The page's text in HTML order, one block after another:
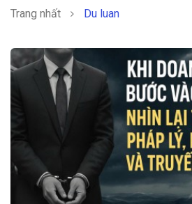
Trang nhất Du luan